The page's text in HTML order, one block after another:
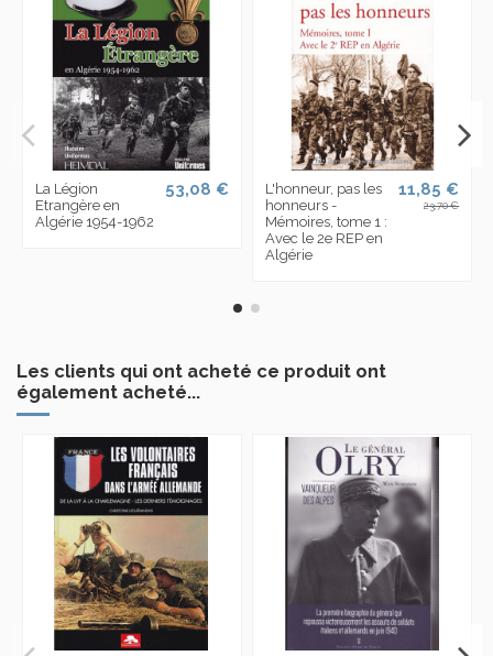
La Légion
Etrangère en
Algérie 1954-1962
53,08 €
L'honneur, pas les
honneurs -
Mémoires, tome 1 :
Avec le 2e REP en
Algérie
11,85 €
23,70 €
Les clients qui ont acheté ce produit ont
également acheté...